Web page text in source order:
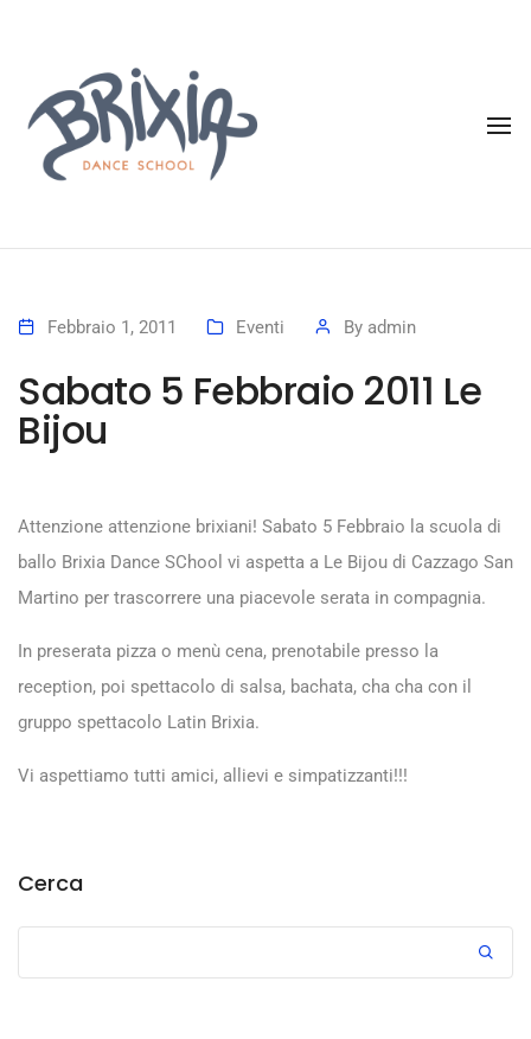
Febbraio 1, 2011 Eventi By admin
Sabato 5 Febbraio 2011 Le
Bijou
Attenzione attenzione brixiani! Sabato 5 Febbraio la scuola di
ballo Brixia Dance SChool vi aspetta a Le Bijou di Cazzago San
Martino per trascorrere una piacevole serata in compagnia.
In preserata pizza o menù cena, prenotabile presso la
reception, poi spettacolo di salsa, bachata, cha cha con il
gruppo spettacolo Latin Brixia.
Vi aspettiamo tutti amici, allievi e simpatizzanti!!!
Cerca